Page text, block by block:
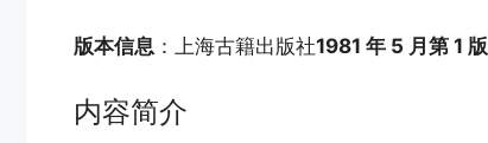
版本信息 ：上海古籍出版社1981 年 5 月第 1 版
内容简介